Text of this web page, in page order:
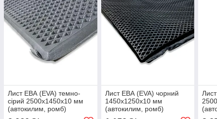
Лист ЕВА (EVA) темно-
сірий 2500х1450х10 мм
(автокилим, ромб)
Лист ЕВА (EVA) чорний
1450х1250х10 мм
(автокилим, ромб)